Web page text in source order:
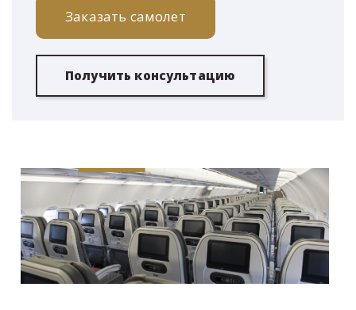
Заказать самолет
Получить консультацию